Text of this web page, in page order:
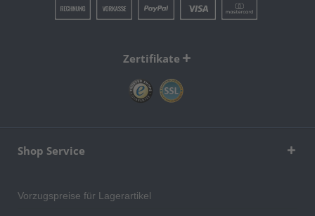
Zertifikate
Shop Service
Vorzugspreise für Lagerartikel